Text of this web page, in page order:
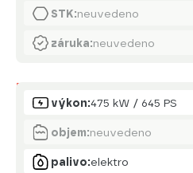
STK:neuvedeno
záruka:neuvedeno
Motor
výkon:475 kW / 645 PS
objem:neuvedeno
palivo:elektro